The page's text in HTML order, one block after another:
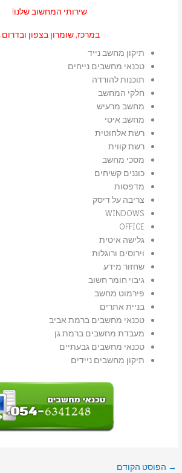
שירותי המחשוב שלנו!
במרכז, שומרון בצפון ובדרום.
תיקון מחשב נייד
טכנאי מחשבים נייחים
תוכנות להורדה
חלקי המחשב
מחשב מרעיש
מחשב איטי
רשת אלחוטית
רשת קווית
מסכי מחשב
כוננים קשיחים
מדפסות
צריבה על דיסק
WINDOWS
OFFICE
גלישה איטית
וירוסים ורוגלות
שחזור מידע
גיבוי חומר חשוב
פירמוט מחשב
בניית אתרים
טכנאי מחשבים ברמת אביב
מעבדת מחשבים ברמת גן
טכנאי מחשבים גבעתיים
תיקון מחשבים ניידים
→ הפוסט הקודם